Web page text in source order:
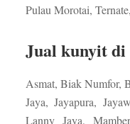
Pulau Morotai,
Jual kunyit di
Asmat, Biak Numfor,
Jaya, Jayapura,
Lanny Jaya,